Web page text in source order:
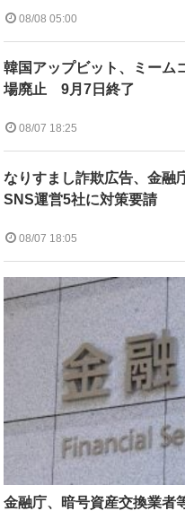
08/08 05:00
韓国アップビット、ミーム
場廃止 9月7日終了
08/07 18:25
なりすまし詐欺広告、金融
SNS運営5社に対策要請
08/07 18:05
金融庁、暗号資産交換業者